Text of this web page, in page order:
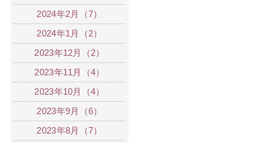
2024年2月（7）
2024年1月（2）
2023年12月（2）
2023年11月（4）
2023年10月（4）
2023年9月（6）
2023年8月（7）